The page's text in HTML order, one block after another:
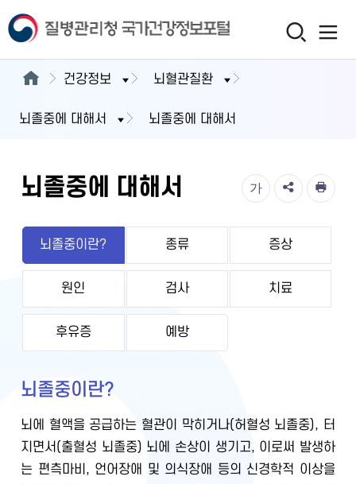
건강정보 뇌혈관질환
뇌졸중에 대해서 뇌졸중에 대해서
뇌졸중에 대해서 가
뇌졸중이란? 종류 증상
원인 검사 치료
후유증 예방
뇌졸중이란?
뇌에 혈액을 공급하는 혈관이 막히거나(허혈성 뇌졸중), 터
지면서(출혈성 뇌졸중) 뇌에 손상이 생기고, 이로써 발생하
는 편측마비, 언어장애 및 의식장애 등의 신경학적 이상을